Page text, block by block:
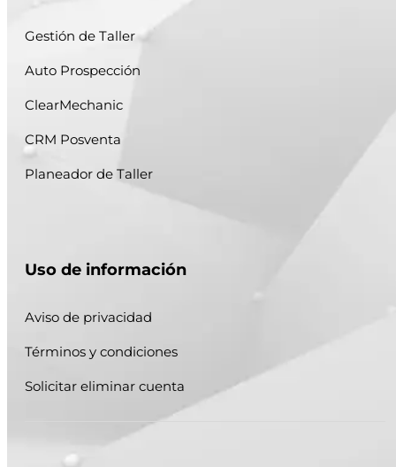
Gestión de Taller
Auto Prospección
ClearMechanic
CRM Posventa
Planeador de Taller
Uso de información
Aviso de privacidad
Términos y condiciones
Solicitar eliminar cuenta